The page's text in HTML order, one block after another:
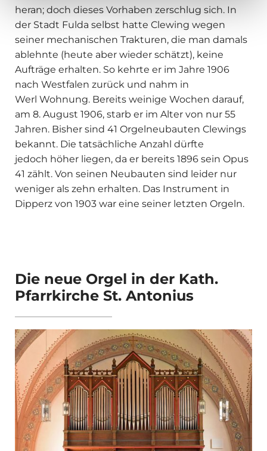
heran; doch dieses Vorhaben zerschlug sich. In
der Stadt Fulda selbst hatte Clewing wegen
seiner mechanischen Trakturen, die man damals
ablehnte (heute aber wieder schätzt), keine
Aufträge erhalten. So kehrte er im Jahre 1906
nach Westfalen zurück und nahm in
Werl Wohnung. Bereits weinige Wochen darauf,
am 8. August 1906, starb er im Alter von nur 55
Jahren. Bisher sind 41 Orgelneubauten Clewings
bekannt. Die tatsächliche Anzahl dürfte
jedoch höher liegen, da er bereits 1896 sein Opus
41 zählt. Von seinen Neubauten sind leider nur
weniger als zehn erhalten. Das Instrument in
Dipperz von 1903 war eine seiner letzten Orgeln.
Die neue Orgel in der Kath.
Pfarrkirche St. Antonius